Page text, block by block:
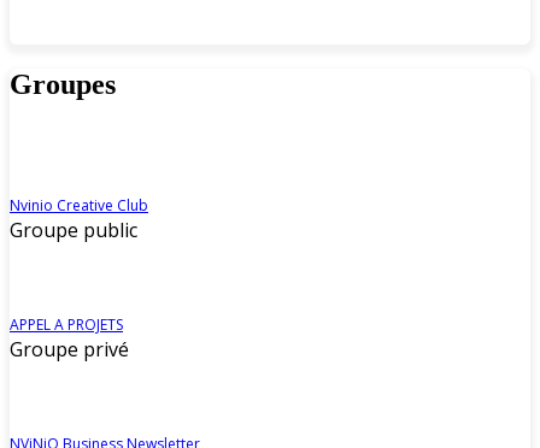
Groupes
Nvinio Creative Club
Groupe public
APPEL A PROJETS
Groupe privé
NViNiO Business Newsletter